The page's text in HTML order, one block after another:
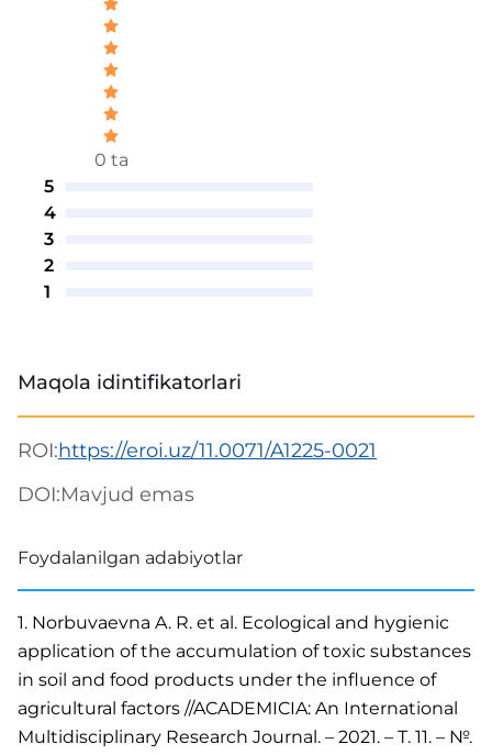
0 ta
5
4
3
2
1
Maqola idintifikatorlari
ROI:https://eroi.uz/11.0071/A1225-0021
DOI:Mavjud emas
Foydalanilgan adabiyotlar
1. Norbuvaevna A. R. et al. Ecological and hygienic
application of the accumulation of toxic substances
in soil and food products under the influence of
agricultural factors //ACADEMICIA: An International
Multidisciplinary Research Journal. – 2021. – Т. 11. – №.